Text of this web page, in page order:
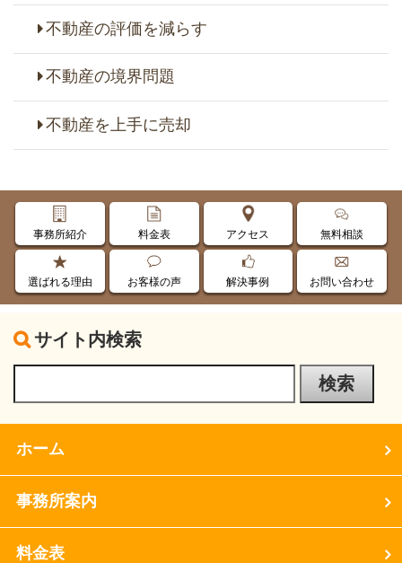
不動産の評価を減らす
不動産の境界問題
不動産を上手に売却
事務所紹介 料金表 アクセス 無料相談
選ばれる理由 お客様の声 解決事例 お問い合わせ
サイト内検索
ホーム
事務所案内
料金表